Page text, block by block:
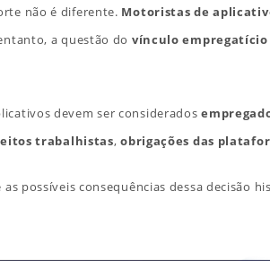
não é diferente. Motoristas de
a questão do vínculo empregatício
devem ser considerados
trabalhistas,obrigações das
as possíveis consequências dessa decisão